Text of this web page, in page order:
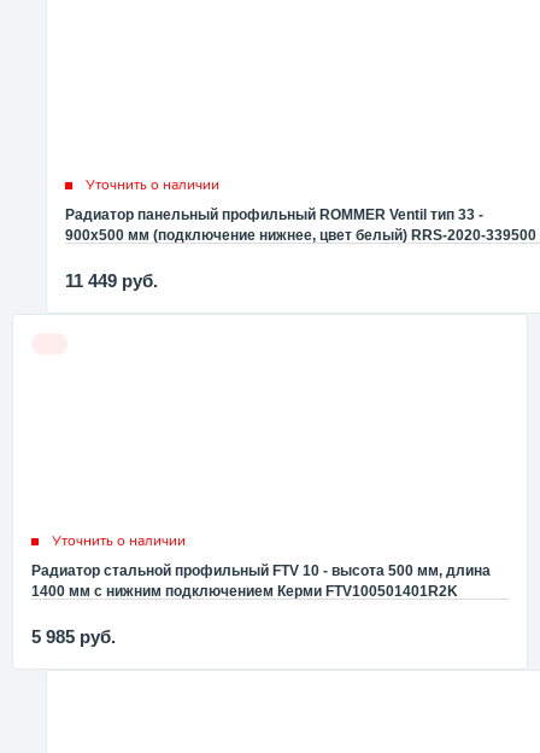
Уточнить о наличии
Радиатор панельный профильный ROMMER Ventil тип 33 -
900x500 мм (подключение нижнее, цвет белый) RRS-2020-339500
11 449 руб.
Уточнить о наличии
Радиатор стальной профильный FTV 10 - высота 500 мм, длина
1400 мм с нижним подключением Керми FTV100501401R2K
5 985 руб.